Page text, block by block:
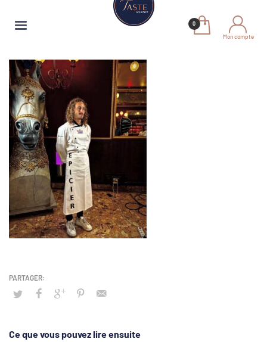
Mon compte
Ce que vous pouvez lire ensuite